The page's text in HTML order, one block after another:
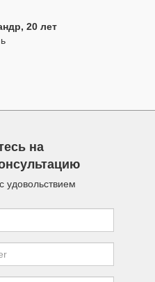
20 лет
на
удовольствием